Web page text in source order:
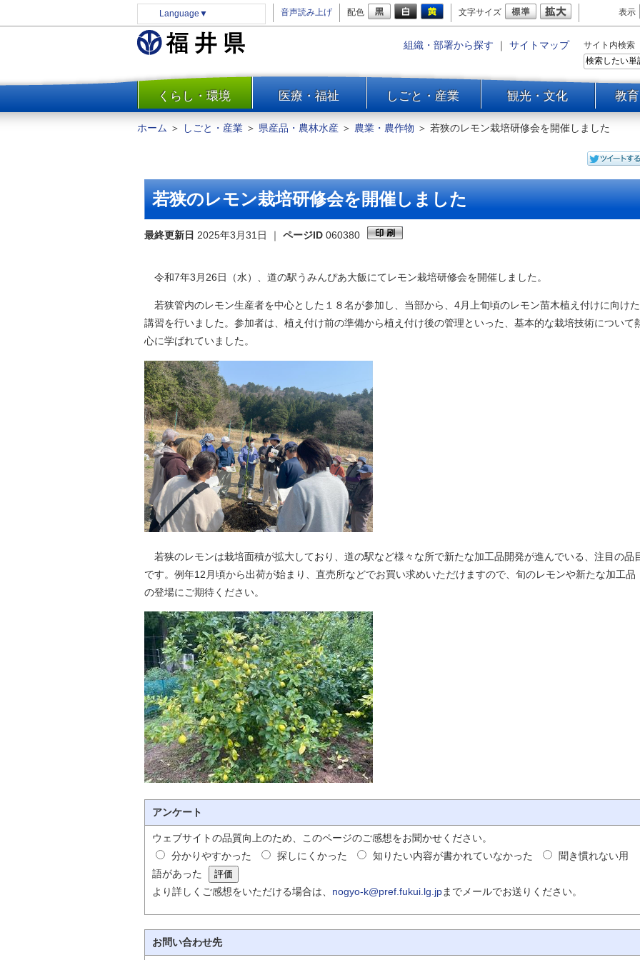
Language ▼ 音声読み上げ 配色 文字サイズ 表示
組織・部署から探す ｜ サイトマップ サイト内検索
一覧
くらし・環境 医療・福祉 しごと・産業 観光・文化 教
防災
水道・エネルギー
住まい・土地
環境問題・廃棄物対策・リサ
イクル
河川・砂防・港湾
ホーム ＞ しごと・産業 ＞ 県産品・農林水産 ＞ 農業・農作物 ＞ 若狭のレモン栽培研修会を開催しました
若狭のレモン栽培研修会を開催しました
最終更新日 2025年3月31日 ｜ ページID 060380
令和7年3月26日（水）、道の駅うみんぴあ大飯にてレモン栽培研修会を開催しました。
若狭管内のレモン生産者を中心とした１８名が参加し、当部から、4月上旬頃のレモン苗木植え付けに向けた
講習を行いました。参加者は、植え付け前の準備から植え付け後の管理といった、基本的な栽培技術について
心に学ばれていました。
若狭のレモンは栽培面積が拡大しており、道の駅など様々な所で新たな加工品開発が進んでいる、注目の品
です。例年12月頃から出荷が始まり、直売所などでお買い求めいただけますので、旬のレモンや新たな加工品
の登場にご期待ください。
アンケート
ウェブサイトの品質向上のため、このページのご感想をお聞かせください。
分かりやすかった
探しにくかった 知りたい内容が書かれていなかった
聞き慣れない用
語があった
より詳しくご感想をいただける場合は、 nogyo-k@pref.fukui.lg.jpまでメールでお送りください。
お問い合わせ先